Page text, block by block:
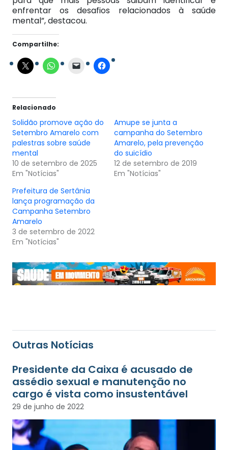
enfrentar os desafios relacionados à saúde
mental”, destacou.
Compartilhe:
Relacionado
Solidão promove ação do
Setembro Amarelo com
palestras sobre saúde
mental
10 de setembro de 2025
Em "Notícias"
Amupe se junta a
campanha do Setembro
Amarelo, pela prevenção
do suicídio
12 de setembro de 2019
Em "Notícias"
Prefeitura de Sertânia
lança programação da
Campanha Setembro
Amarelo
3 de setembro de 2022
Em "Notícias"
Outras Notícias
Presidente da Caixa é acusado de
assédio sexual e manutenção no
cargo é vista como insustentável
29 de junho de 2022